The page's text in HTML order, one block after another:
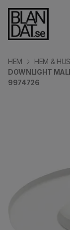
HEM HEM &
DOWNLIGHT
9974726